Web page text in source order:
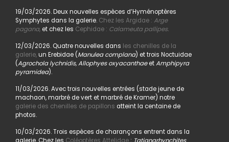
19/03/2026. Deux nouvelles espèces d’Hyménoptères
Symphytes dans la galerie. Chez les Argidae : Arge
pagana,et chez les Cephidae : Calameuta pallipes.
12/03/2026. Quatre nouvelles dans les chenilles de la
galerie,un Erebidae (Manulea complana) et trois Noctuidae
(Agrochola lychnidis, Allophyes oxyacanthaeetAmphipyra
pyramidea).
11/03/2026. Avec trois nouvelles entrées (stade jeune de
machaon, marbré de vert et marbré de Kramer) notre
galerie des chenilles de papillons atteint la centaine de
photos.
10/03/2026. Trois espèces de charançons entrent dans la